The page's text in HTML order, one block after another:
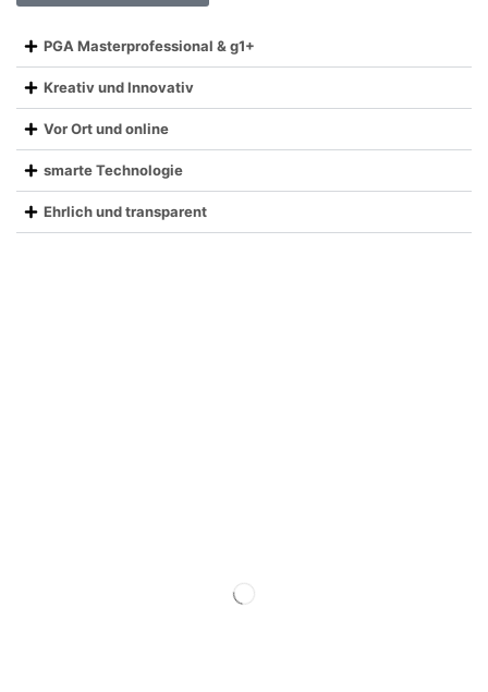
PGA Masterprofessional & g1+
Kreativ und Innovativ
Vor Ort und online
smarte Technologie
Ehrlich und transparent